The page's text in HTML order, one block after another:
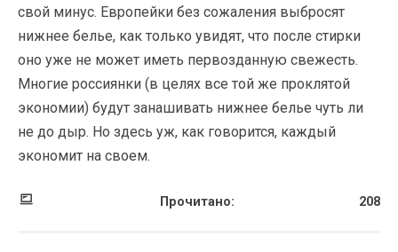
свой минус. Европейки без сожаления выбросят
нижнее белье, как только увидят, что после стирки
оно уже не может иметь первозданную свежесть.
Многие россиянки (в целях все той же проклятой
экономии) будут занашивать нижнее белье чуть ли
не до дыр. Но здесь уж, как говорится, каждый
экономит на своем.
Прочитано: 208